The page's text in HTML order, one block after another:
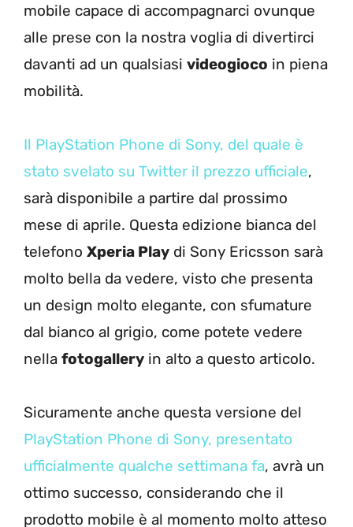
mobile capace di accompagnarci ovunque
alle prese con la nostra voglia di divertirci
davanti ad un qualsiasi videogioco in piena
mobilità.
Il PlayStation Phone di Sony, del quale è
stato svelato su Twitter il prezzo ufficiale,
sarà disponibile a partire dal prossimo
mese di aprile. Questa edizione bianca del
telefono Xperia Play di Sony Ericsson sarà
molto bella da vedere, visto che presenta
un design molto elegante, con sfumature
dal bianco al grigio, come potete vedere
nella fotogallery in alto a questo articolo.
Sicuramente anche questa versione del
PlayStation Phone di Sony, presentato
ufficialmente qualche settimana fa, avrà un
ottimo successo, considerando che il
prodotto mobile è al momento molto atteso